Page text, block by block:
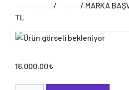
/
/ MARKA
TL
16.000,00₺